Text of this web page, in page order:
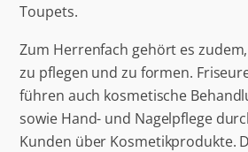
Toupets.
Zum Herrenfach gehört es
zu pflegen und zu formen.
führen auch kosmetische
sowie Hand- und Nagelpflege
Kunden über Kosmetikprodukte.